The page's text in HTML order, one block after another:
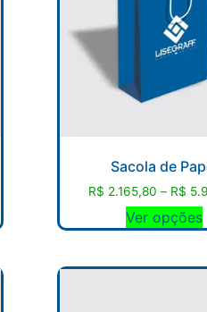
Sacola de
R$ 2.165,80 – R$
Ver opções